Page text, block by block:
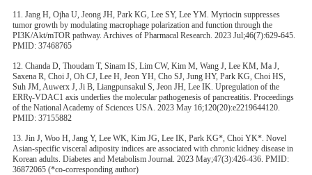
11. Jang H, Ojha U, Jeong JH, Park KG, Lee SY, Lee YM. Myriocin suppresses
tumor growth by modulating macrophage polarization and function through the
PI3K/Akt/mTOR pathway. Archives of Pharmacal Research. 2023 Jul;46(7):629-645.
PMID: 37468765
12. Chanda D, Thoudam T, Sinam IS, Lim CW, Kim M, Wang J, Lee KM, Ma J,
Saxena R, Choi J, Oh CJ, Lee H, Jeon YH, Cho SJ, Jung HY, Park KG, Choi HS,
Suh JM, Auwerx J, Ji B, Liangpunsakul S, Jeon JH, Lee IK. Upregulation of the
ERRγ-VDAC1 axis underlies the molecular pathogenesis of pancreatitis. Proceedings
of the National Academy of Sciences USA. 2023 May 16;120(20):e2219644120.
PMID: 37155882
13. Jin J, Woo H, Jang Y, Lee WK, Kim JG, Lee IK, Park KG*, Choi YK*. Novel
Asian-specific visceral adiposity indices are associated with chronic kidney disease in
Korean adults. Diabetes and Metabolism Journal. 2023 May;47(3):426-436. PMID:
36872065 (*co-corresponding author)